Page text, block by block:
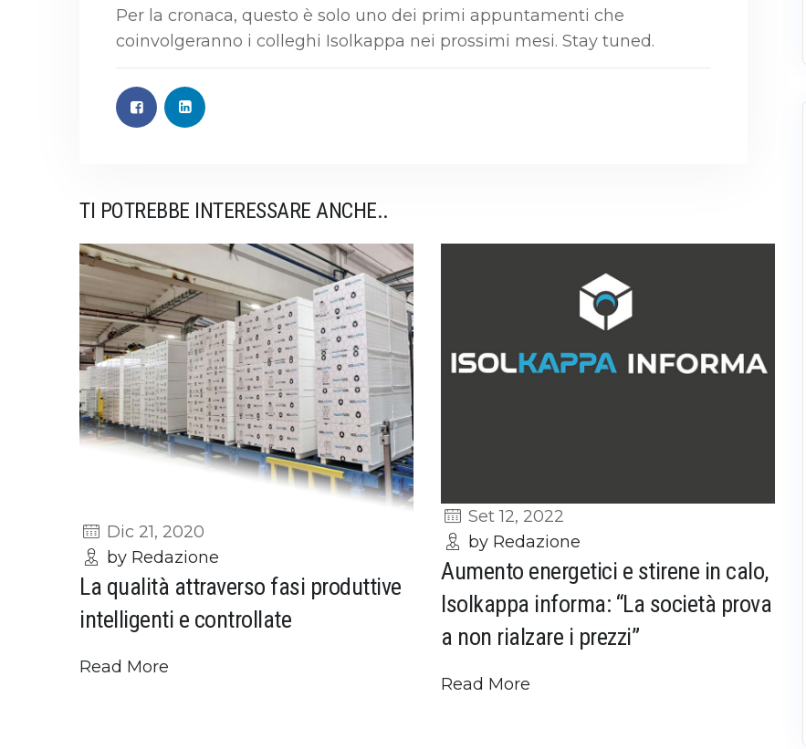
Per la cronaca, questo è solo uno dei primi appuntamenti che
coinvolgeranno i colleghi Isolkappa nei prossimi mesi. Stay tuned.
TI POTREBBE INTERESSARE ANCHE..
Dic 21, 2020
by Redazione
La qualità attraverso fasi produttive
intelligenti e controllate
Read More
Set 12, 2022
by Redazione
Aumento energetici e stirene in calo,
Isolkappa informa: “La società prova
a non rialzare i prezzi”
Read More